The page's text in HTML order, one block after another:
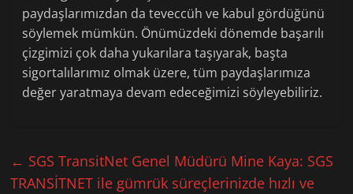
paydaşlarımızdan da teveccüh ve kabul gördüğünü
söylemek mümkün. Önümüzdeki dönemde başarılı
çizgimizi çok daha yukarılara taşıyarak, başta
sigortalılarımız olmak üzere, tüm paydaşlarımıza
değer yaratmaya devam edeceğimizi söyleyebiliriz.
← SGS TransitNet Genel Müdürü Mine Kaya: SGS
TRANSİTNET ile gümrük süreçlerinizde hızlı ve